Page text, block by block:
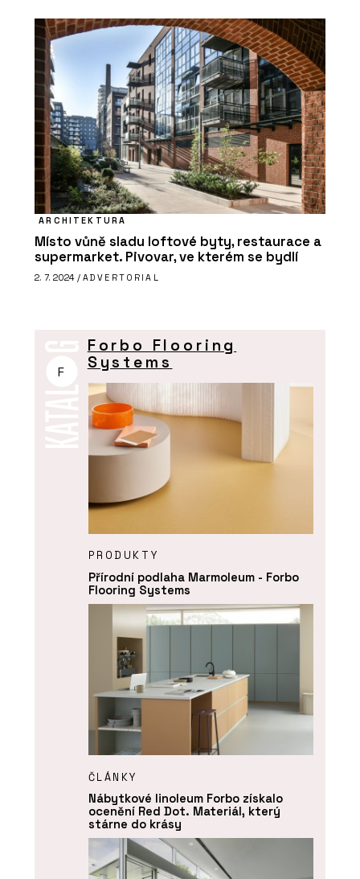
ARCHITEKTURA
Místo vůně sladu loftové byty, restaurace a
supermarket. Pivovar, ve kterém se bydlí
2. 7. 2024 / ADVERTORIAL
F
Forbo Flooring
Systems
PRODUKTY
Přírodní podlaha Marmoleum - Forbo
Flooring Systems
ČLÁNKY
Nábytkové linoleum Forbo získalo
ocenění Red Dot. Materiál, který
stárne do krásy